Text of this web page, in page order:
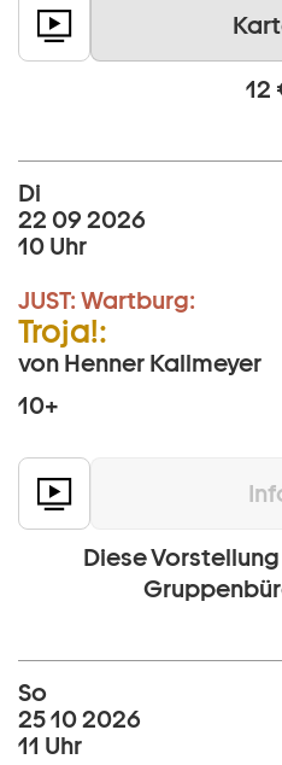
12
Di
22 09 2026
10 Uhr
JUST: Wartburg:
Troja!:
von Henner Kallmeyer
10+
Diese
So
25 10 2026
11 Uhr